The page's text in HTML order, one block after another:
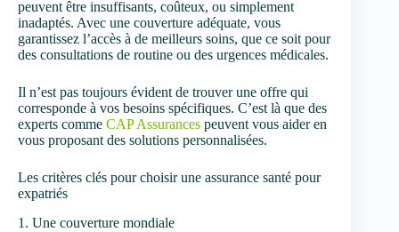
peuvent être insuffisants, coûteux, ou simplement
inadaptés. Avec une couverture adéquate, vous
garantissez l’accès à de meilleurs soins, que ce soit pour
des consultations de routine ou des urgences médicales.
Il n’est pas toujours évident de trouver une offre qui
corresponde à vos besoins spécifiques. C’est là que des
experts comme CAP Assurances peuvent vous aider en
vous proposant des solutions personnalisées.
Les critères clés pour choisir une assurance santé pour
expatriés
1. Une couverture mondiale